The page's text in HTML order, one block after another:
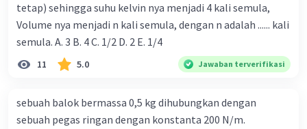
tetap) sehingga suhu kelvin nya menjadi 4 kali semula,
Volume nya menjadi n kali semula, dengan n adalah ...... kali
semula. A. 3 B. 4 C. 1/2 D. 2 E. 1/4
11 5.0 Jawaban terverifikasi
sebuah balok bermassa 0,5 kg dihubungkan dengan
sebuah pegas ringan dengan konstanta 200 N/m.